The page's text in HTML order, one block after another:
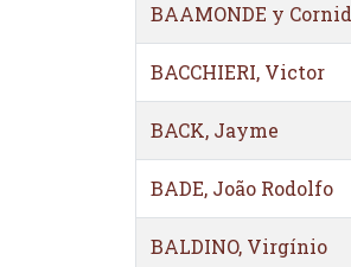
BAAMONDE y
BACCHIERI, Victor
BACK, Jayme
BADE, João Rodolfo
BALDINO, Virgínio